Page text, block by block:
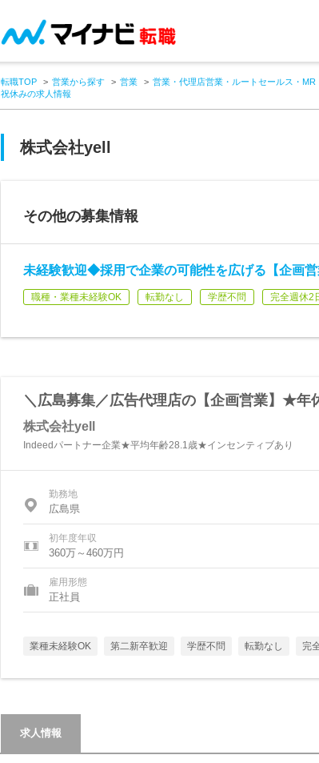
転職TOP 営業から探す 営業 営業・代理店営業・ルートセールス・MR
祝休みの求人情報
株式会社yell
その他の募集情報
未経験歓迎◆採用で企業の可能性を広げる【企画
職種・業種未経験OK 転勤なし 学歴不問 完全週休2
＼広島募集／広告代理店の【企画営業】★
株式会社yell
Indeedパートナー企業★平均年齢28.1歳★インセンティブあり
勤務地
広島県
初年度年収
360万～460万円
雇用形態
正社員
業種未経験OK 第二新卒歓迎 学歴不問 転勤なし 完
求人情報